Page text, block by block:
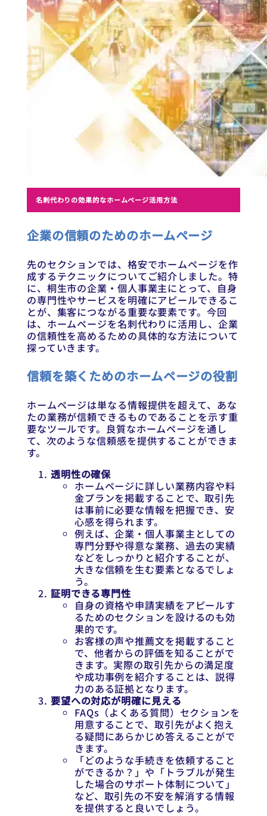
名刺代わりの効果的なホームページ活用方法
企業の信頼のためのホームページ
先のセクションでは、格安でホームページを作
成するテクニックについてご紹介しました。特
に、桐生市の企業・個人事業主にとって、自身
の専門性やサービスを明確にアピールできるこ
とが、集客につながる重要な要素です。今回
は、ホームページを名刺代わりに活用し、企業
の信頼性を高めるための具体的な方法について
探っていきます。
信頼を築くためのホームページの役割
ホームページは単なる情報提供を超えて、あな
たの業務が信頼できるものであることを示す重
要なツールです。良質なホームページを通し
て、次のような信頼感を提供することができま
す。
透明性の確保
ホームページに詳しい業務内容や料
金プランを掲載することで、取引先
は事前に必要な情報を把握でき、安
心感を得られます。
例えば、企業・個人事業主としての
専門分野や得意な業務、過去の実績
などをしっかりと紹介することが、
大きな信頼を生む要素となるでしょ
う。
証明できる専門性
自身の資格や申請実績をアピールす
るためのセクションを設けるのも効
果的です。
お客様の声や推薦文を掲載すること
で、他者からの評価を知ることがで
きます。実際の取引先からの満足度
や成功事例を紹介することは、説得
力のある証拠となります。
要望への対応が明確に見える
FAQs（よくある質問）セクションを
用意することで、取引先がよく抱え
る疑問にあらかじめ答えることがで
きます。
「どのような手続きを依頼すること
ができるか？」や「トラブルが発生
した場合のサポート体制について」
など、取引先の不安を解消する情報
を提供すると良いでしょう。